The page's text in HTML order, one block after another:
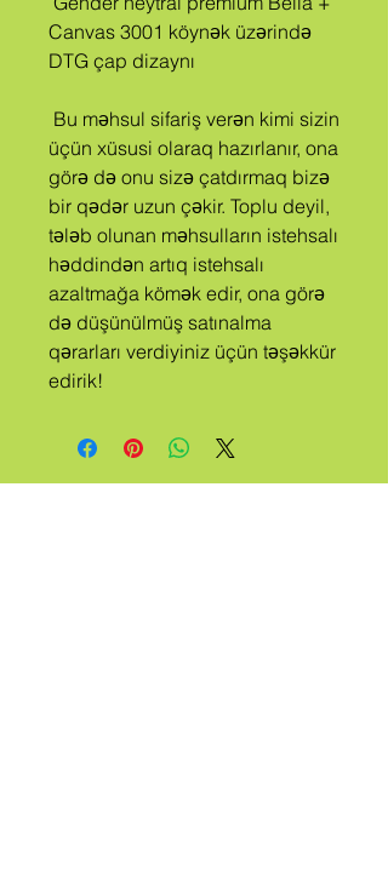
Canvas 3001 köynək üzərində
DTG çap dizaynı
üçün xüsusi olaraq hazırlanır, ona
görə də onu sizə çatdırmaq bizə
bir qədər uzun çəkir. Toplu deyil,
tələb olunan məhsulların istehsalı
həddindən artıq istehsalı
azaltmağa kömək edir, ona görə
də düşünülmüş satınalma
qərarları verdiyiniz üçün təşəkkür
edirik!